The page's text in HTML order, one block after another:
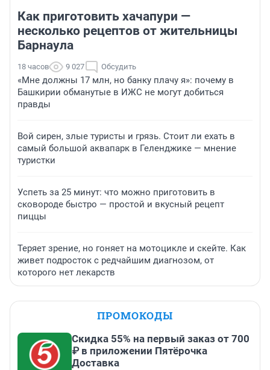
Как приготовить хачапури —
несколько рецептов от жительницы
Барнаула
18 часов 9 027 Обсудить
«Мне должны 17 млн, но банку плачу я»: почему в
Башкирии обманутые в ИЖС не могут добиться
правды
Вой сирен, злые туристы и грязь. Стоит ли ехать в
самый большой аквапарк в Геленджике — мнение
туристки
Успеть за 25 минут: что можно приготовить в
сковороде быстро — простой и вкусный рецепт
пиццы
Теряет зрение, но гоняет на мотоцикле и скейте. Как
живет подросток с редчайшим диагнозом, от
которого нет лекарств
ПРОМОКОДЫ
Скидка 55% на первый заказ от 700
₽ в приложении Пятёрочка
Доставка